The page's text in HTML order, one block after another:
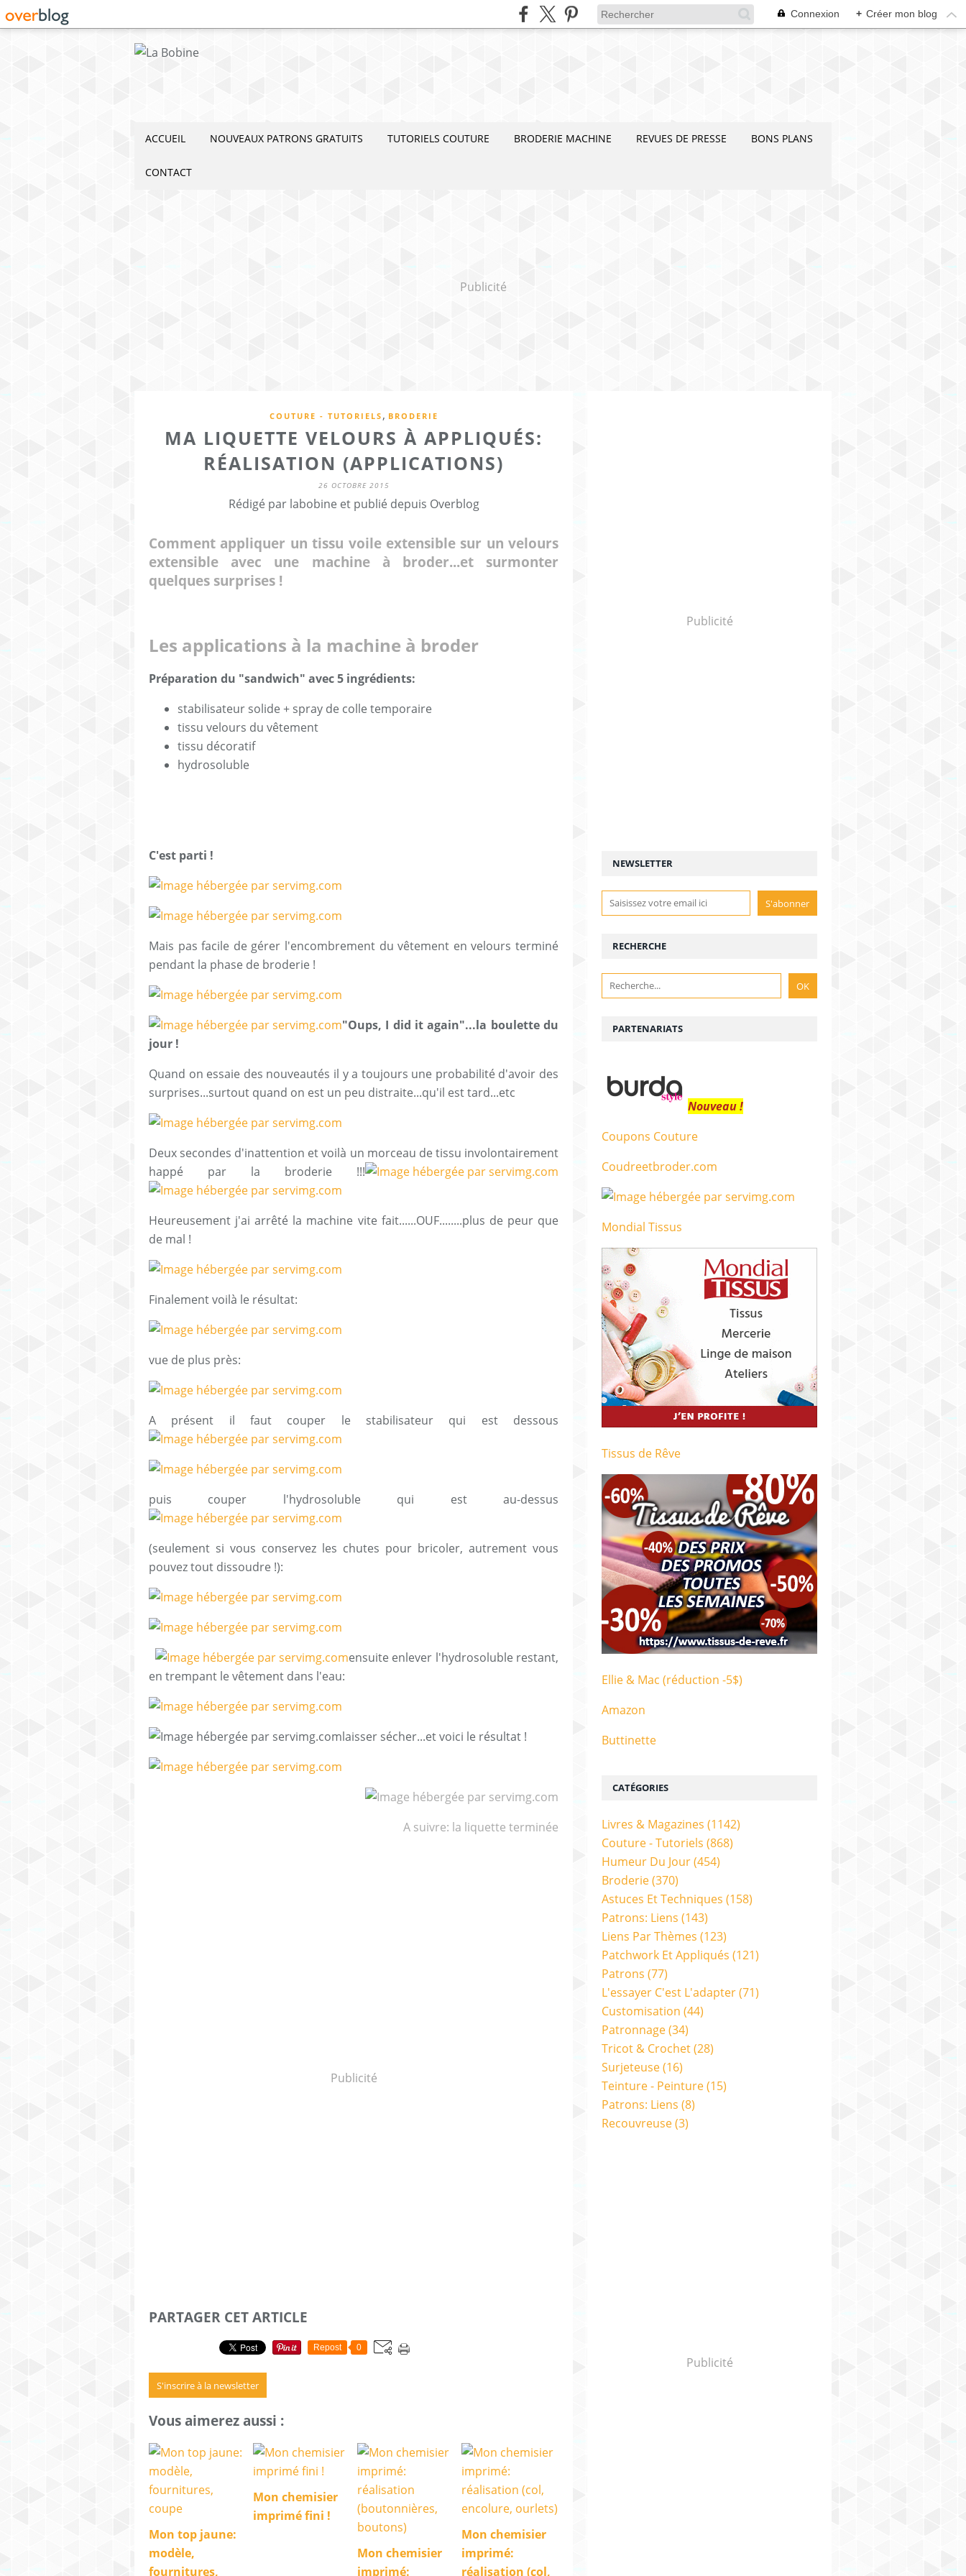
Connexion + Créer mon blog
ACCUEIL NOUVEAUX PATRONS GRATUITS TUTORIELS COUTURE BRODERIE MACHINE REVUES DE PRESSE BONS PLANS
CONTACT
Publicité
COUTURE - TUTORIELS , BRODERIE
MA LIQUETTE VELOURS À APPLIQUÉS:
RÉALISATION (APPLICATIONS)
26 OCTOBRE 2015
Rédigé par labobine et publié depuis Overblog
Comment appliquer un tissu voile extensible sur un velours
extensible avec une machine à broder...et surmonter
quelques surprises !
Les applications à la machine à broder
Préparation du "sandwich" avec 5 ingrédients:
stabilisateur solide + spray de colle temporaire
tissu velours du vêtement
tissu décoratif
hydrosoluble
C'est parti !
Mais pas facile de gérer l'encombrement du vêtement en velours terminé
pendant la phase de broderie !
"Oups, I did it again"...la boulette du
jour !
Quand on essaie des nouveautés il y a toujours une probabilité d'avoir des
surprises...surtout quand on est un peu distraite...qu'il est tard...etc
Deux secondes d'inattention et voilà un morceau de tissu involontairement
happé par la broderie !!!
Heureusement j'ai arrêté la machine vite fait......OUF........plus de peur que
de mal !
Finalement voilà le résultat:
vue de plus près:
A présent il faut couper le stabilisateur qui est dessous
puis couper l'hydrosoluble qui est au-dessus
(seulement si vous conservez les chutes pour bricoler, autrement vous
pouvez tout dissoudre !):
ensuite enlever l'hydrosoluble restant,
en trempant le vêtement dans l'eau:
laisser sécher...et voici le résultat !
A suivre: la liquette terminée
Publicité
PARTAGER CET ARTICLE
Repost 0
S'inscrire à la newsletter
Vous aimerez aussi :
Mon top jaune:
modèle,
fournitures,
Mon chemisier
imprimé fini !
Mon chemisier
imprimé:
Mon chemisier
imprimé:
réalisation (col,
Publicité
NEWSLETTER
RECHERCHE
Publicité
CATÉGORIES
Livres & Magazines (1142)
Couture - Tutoriels (868)
Humeur Du Jour(454)
Broderie(370)
Astuces Et Techniques (158)
Patrons: Liens (143)
Liens Par Thèmes (123)
Patchwork Et Appliqués (121)
Patrons (77)
L'essayer C'est L'adapter(71)
Customisation (44)
Patronnage(34)
Tricot & Crochet(28)
Surjeteuse(16)
Teinture - Peinture(15)
Patrons: Liens (8)
Recouvreuse(3)
PARTENARIATS
Nouveau !
Coupons Couture
Coudreetbroder.com
Mondial Tissus
Tissus de Rêve
Ellie & Mac (réduction -5$)
Amazon
Buttinette